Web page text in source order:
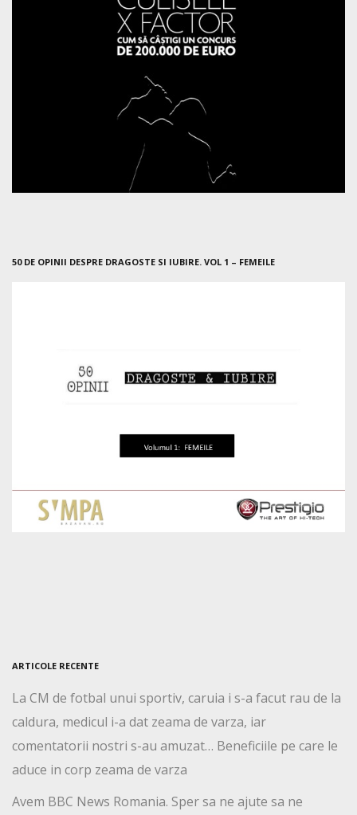
50 DE OPINII DESPRE DRAGOSTE SI IUBIRE. VOL 1 – FEMEILE
ARTICOLE RECENTE
La CM de fotbal unui sportiv, caruia i s-a facut rau de la
caldura, medicul i-a dat zeama de varza, iar
comentatorii nostri s-au amuzat… Beneficiile pe care le
aduce in corp zeama de varza
Avem BBC News Romania. Sper sa ne ajute sa ne